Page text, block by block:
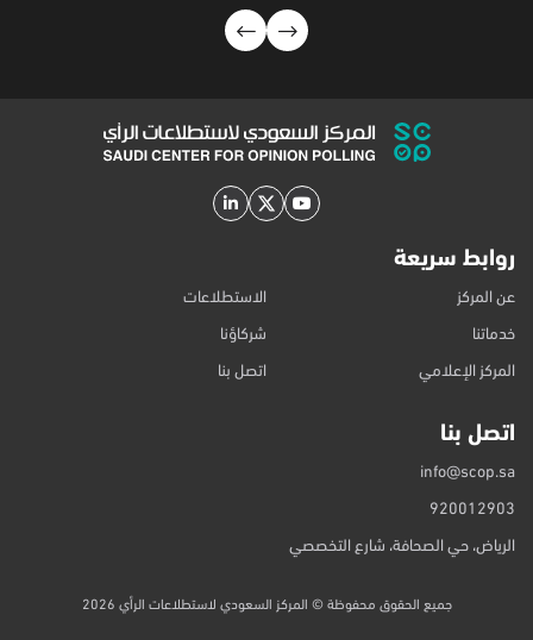
الاجتماعي السعوديين، فقد بدأت معظم المنصات تسجل اتجاهًا
معاكسًا خلال العامين الأخيرين، تمثل في تراجع نسب الاستخدام بدرجات
إلى أن المستخدمين قد أصبحوا أكثر انتقائية في ...
روابط سريعة
عن المركز الاستطلاعات
خدماتنا شركاؤنا
المركز الإعلامي اتصل بنا
اتصل بنا
info@scop.sa
920012903
الرياض، حي الصحافة، شارع التخصصي
جميع الحقوق محفوظة © المركز السعودي لاستطلاعات الرأي 2026